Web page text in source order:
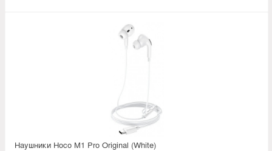
Наушники Hoco M1 Pro Original (White)